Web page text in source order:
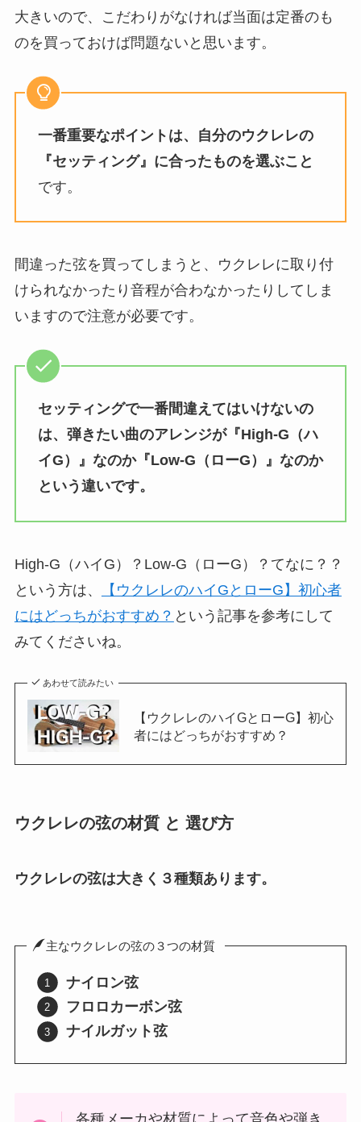
大きいので、こだわりがなければ当面は定番のも
のを買っておけば問題ないと思います。
一番重要なポイントは、自分のウクレレの
『セッティング』に合ったものを選ぶこと
です。
間違った弦を買ってしまうと、ウクレレに取り付
けられなかったり音程が合わなかったりしてしま
いますので注意が必要です。
セッティングで一番間違えてはいけないの
は、弾きたい曲のアレンジが『High-G（ハ
イG）』なのか『Low-G（ローG）』なのか
という違いです。
High-G（ハイG）？Low-G（ローG）？てなに？？
という方は、
【ウクレレのハイGとローG】初心者
にはどっちがおすすめ？ という記事を参考にして
みてくださいね。
あわせて読みたい
【ウクレレのハイGとローG】初心
者にはどっちがおすすめ？
ウクレレの弦の材質 と 選び方
ウクレレの弦は大きく３種類あります。
主なウクレレの弦の３つの材質
ナイロン弦
フロロカーボン弦
ナイルガット弦